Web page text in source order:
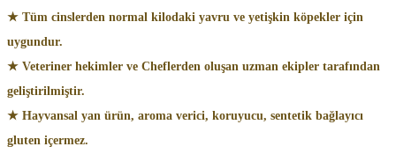
★ Tüm cinslerden normal kilodaki yavru ve yetişkin köpekler için
uygundur.
★ Veteriner hekimler ve Cheflerden oluşan uzman ekipler tarafından
geliştirilmiştir.
★ Hayvansal yan ürün, aroma verici, koruyucu, sentetik bağlayıcı
gluten içermez.